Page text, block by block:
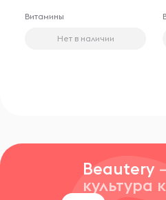
Широкий ассортимент
предлагает
Витамины
Нет в наличии
Beautery
культура